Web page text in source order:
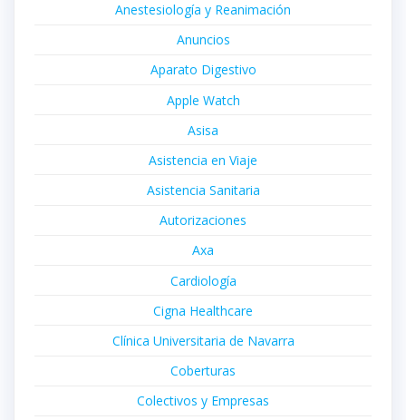
Anestesiología y Reanimación
Anuncios
Aparato Digestivo
Apple Watch
Asisa
Asistencia en Viaje
Asistencia Sanitaria
Autorizaciones
Axa
Cardiología
Cigna Healthcare
Clínica Universitaria de Navarra
Coberturas
Colectivos y Empresas